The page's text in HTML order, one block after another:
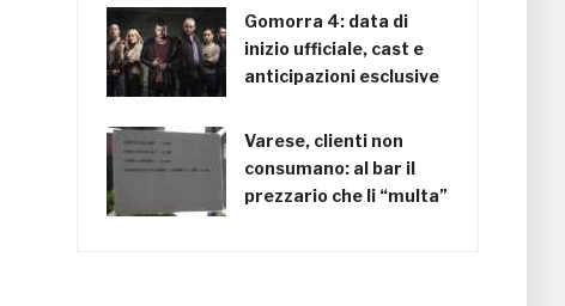
Gomorra 4: data di
inizio ufficiale, cast e
anticipazioni esclusive
Varese, clienti non
consumano: al bar il
prezzario che li “multa”